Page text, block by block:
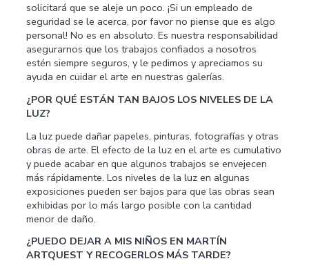
solicitará que se aleje un poco. ¡Si un empleado de
seguridad se le acerca, por favor no piense que es algo
personal! No es en absoluto. Es nuestra responsabilidad
asegurarnos que los trabajos confiados a nosotros
estén siempre seguros, y le pedimos y apreciamos su
ayuda en cuidar el arte en nuestras galerías.
¿POR QUÉ ESTÁN TAN BAJOS LOS NIVELES DE LA
LUZ?
La luz puede dañar papeles, pinturas, fotografías y otras
obras de arte. El efecto de la luz en el arte es cumulativo
y puede acabar en que algunos trabajos se envejecen
más rápidamente. Los niveles de la luz en algunas
exposiciones pueden ser bajos para que las obras sean
exhibidas por lo más largo posible con la cantidad
menor de daño.
¿PUEDO DEJAR A MIS NIÑOS EN MARTÍN
ARTQUEST Y RECOGERLOS MÁS TARDE?